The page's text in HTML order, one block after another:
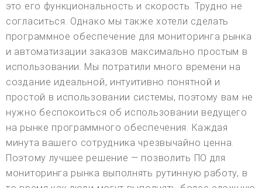
это его функциональность и скорость. Трудно не
согласиться. Однако мы также хотели сделать
программное обеспечение для мониторинга рынка
и автоматизации заказов максимально простым в
использовании. Мы потратили много времени на
создание идеальной, интуитивно понятной и
простой в использовании системы, поэтому вам не
нужно беспокоиться об использовании ведущего
на рынке программного обеспечения. Каждая
минута вашего сотрудника чрезвычайно ценна.
Поэтому лучшее решение — позволить ПО для
мониторинга рынка выполнять рутинную работу, в